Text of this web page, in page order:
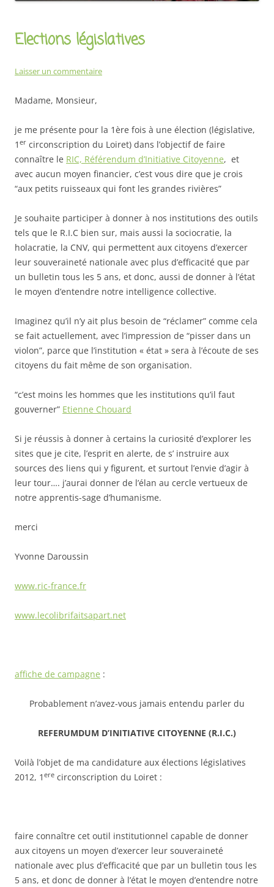
Elections législatives
Laisser un commentaire
Madame, Monsieur,
je me présente pour la 1ère fois à une élection (législative,
1 er circonscription du Loiret) dans l’objectif de faire
connaître le RIC, Référendum d’Initiative Citoyenne, et
avec aucun moyen financier, c’est vous dire que je crois
“aux petits ruisseaux qui font les grandes rivières”
Je souhaite participer à donner à nos institutions des outils
tels que le R.I.C bien sur, mais aussi la sociocratie, la
holacratie, la CNV, qui permettent aux citoyens d’exercer
leur souveraineté nationale avec plus d’efficacité que par
un bulletin tous les 5 ans, et donc, aussi de donner à l’état
le moyen d’entendre notre intelligence collective.
Imaginez qu’il n’y ait plus besoin de “réclamer” comme cela
se fait actuellement, avec l’impression de “pisser dans un
violon”, parce que l’institution « état » sera à l’écoute de ses
citoyens du fait même de son organisation.
“c’est moins les hommes que les institutions qu’il faut
gouverner” Etienne Chouard
Si je réussis à donner à certains la curiosité d’explorer les
sites que je cite, l’esprit en alerte, de s’ instruire aux
sources des liens qui y figurent, et surtout l’envie d’agir à
leur tour…. j’aurai donner de l’élan au cercle vertueux de
notre apprentis-sage d’humanisme.
merci
Yvonne Daroussin
www.ric-france.fr
www.lecolibrifaitsapart.net
affiche de campagne :
Probablement n’avez-vous jamais entendu parler du
REFERUMDUM D’INITIATIVE CITOYENNE (R.I.C.)
Voilà l’objet de ma candidature aux élections législatives
2012, 1 ere circonscription du Loiret :
faire connaître cet outil institutionnel capable de donner
aux citoyens un moyen d’exercer leur souveraineté
nationale avec plus d’efficacité que par un bulletin tous les
5 ans, et donc de donner à l’état le moyen d’entendre notre